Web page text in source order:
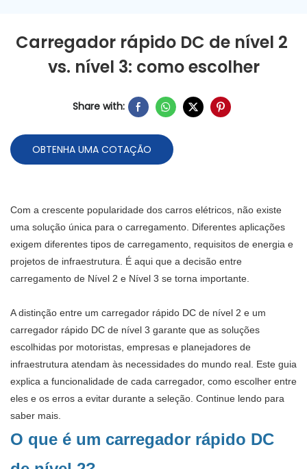
Carregador rápido DC de nível 2
vs. nível 3: como escolher
Share with:
OBTENHA UMA COTAÇÃO
Com a crescente popularidade dos carros elétricos, não existe
uma solução única para o carregamento. Diferentes aplicações
exigem diferentes tipos de carregamento, requisitos de energia e
projetos de infraestrutura. É aqui que a decisão entre
carregamento de Nível 2 e Nível 3 se torna importante.
A distinção entre um carregador rápido DC de nível 2 e um
carregador rápido DC de nível 3 garante que as soluções
escolhidas por motoristas, empresas e planejadores de
infraestrutura atendam às necessidades do mundo real. Este guia
explica a funcionalidade de cada carregador, como escolher entre
eles e os erros a evitar durante a seleção. Continue lendo para
saber mais.
O que é um carregador rápido DC